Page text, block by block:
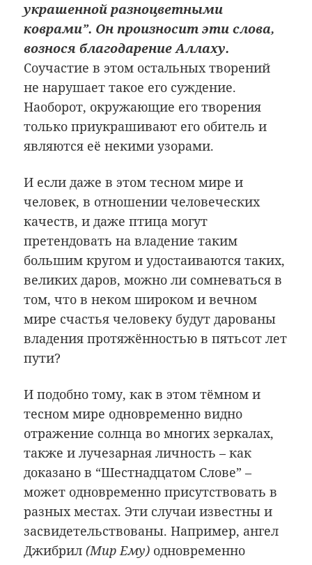
украшенной разноцветными
коврами”. Он произносит эти слова,
вознося благодарение Аллаху.
Соучастие в этом остальных творений
не нарушает такое его суждение.
Наоборот, окружающие его творения
только приукрашивают его обитель и
являются её некими узорами.
И если даже в этом тесном мире и
человек, в отношении человеческих
качеств, и даже птица могут
претендовать на владение таким
большим кругом и удостаиваются таких,
великих даров, можно ли сомневаться в
том, что в неком широком и вечном
мире счастья человеку будут дарованы
владения протяжённостью в пятьсот лет
пути?
И подобно тому, как в этом тёмном и
тесном мире одновременно видно
отражение солнца во многих зеркалах,
также и лучезарная личность – как
доказано в “Шестнадцатом Слове” –
может одновременно присутствовать в
разных местах. Эти случаи известны и
засвидетельствованы. Например, ангел
Джибрил(Мир Ему) одновременно